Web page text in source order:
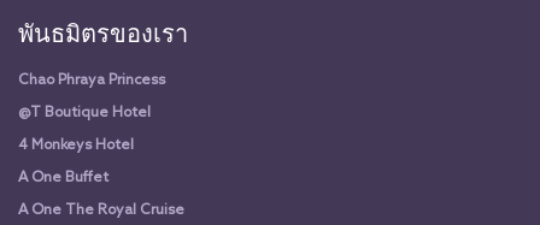
พันธมิตรของเรา
Chao Phraya Princess
@T Boutique Hotel
4 Monkeys Hotel
A One Buffet
A One The Royal Cruise